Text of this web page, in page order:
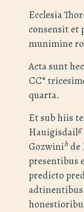
Ecclesia
consensit et
munimine
Acta sunt
CC°
quarta.
Et sub hiis
Hauigisdailg
Gozwinih de
presentibus
predicto